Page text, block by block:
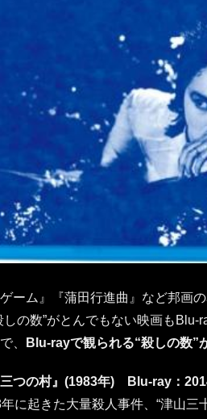
ゲーム』『蒲田行進曲』など邦画
しの数”がとんでもない映画も
、
Blu-rayで観られる“殺しの数”
三つの村』(1983年) Blu-ray：
に起きた大量殺人事件、“津山三